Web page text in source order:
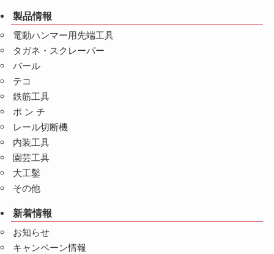
製品情報
電動ハンマー用先端工具
タガネ・スクレーパー
バール
テコ
鉄筋工具
ポ ン チ
レール切断機
内装工具
園芸工具
大工鑿
その他
新着情報
お知らせ
キャンペーン情報